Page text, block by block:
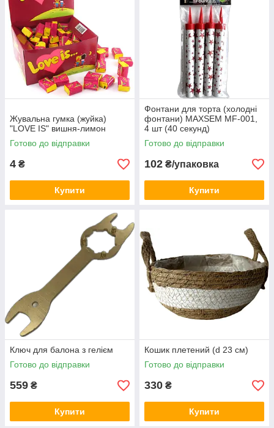
Жувальна гумка (жуйка)
"LOVE IS" вишня-лимон
Готово до відправки
4 ₴
Купити
Фонтани для торта (холодні
фонтани) MAXSEM MF-001,
4 шт (40 секунд)
Готово до відправки
102 ₴/упаковка
Купити
Ключ для балона з гелієм
Готово до відправки
559 ₴
Купити
Кошик плетений (d 23 см)
Готово до відправки
330 ₴
Купити